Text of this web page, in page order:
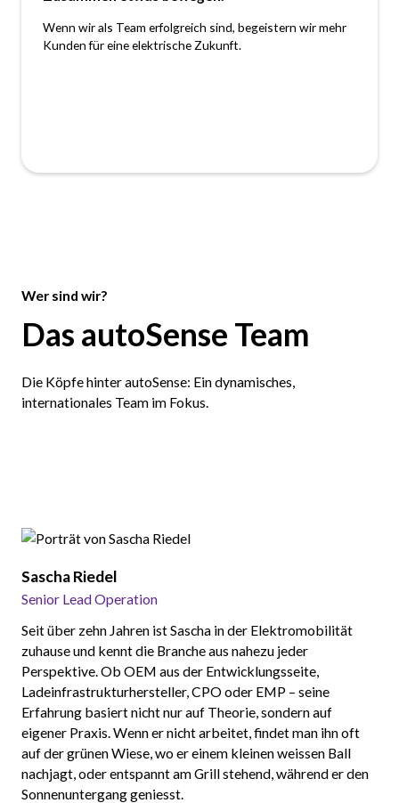
Wenn wir als Team erfolgreich sind, begeistern wir mehr
Kunden für eine elektrische Zukunft.
Wer sind wir?
Das autoSense Team
Die Köpfe hinter autoSense: Ein dynamisches,
internationales Team im Fokus.
Sascha Riedel
Senior Lead Operation
Seit über zehn Jahren ist Sascha in der Elektromobilität
zuhause und kennt die Branche aus nahezu jeder
Perspektive. Ob OEM aus der Entwicklungsseite,
Ladeinfrastrukturhersteller, CPO oder EMP – seine
Erfahrung basiert nicht nur auf Theorie, sondern auf
eigener Praxis. Wenn er nicht arbeitet, findet man ihn oft
auf der grünen Wiese, wo er einem kleinen weissen Ball
nachjagt, oder entspannt am Grill stehend, während er den
Sonnenuntergang geniesst.